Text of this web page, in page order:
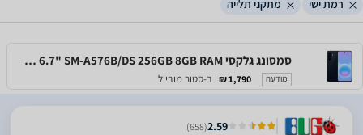
רמת ישי מתקני תלייה
סמסונג גלקסי Samsung Galaxy A57 5G 6.7" SM-A576B/DS 256GB 8GB RAM
מודעה 1,790 ₪ ב-סטור מובייל
2.59
(658)